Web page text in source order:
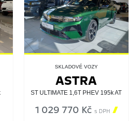
SKLADOVÉ VOZY
ASTRA
ST ULTIMATE 1,6T PHEV 195k AT
1 029 770 Kč s DPH 